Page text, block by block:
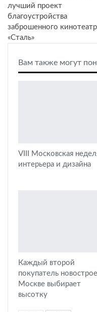
лучший проект
благоустройства
заброшенного
«Сталь»
Вам также могут
VIII Московская
интерьера и дизайна
Каждый второй
покупатель
Москве выбирает
высотку